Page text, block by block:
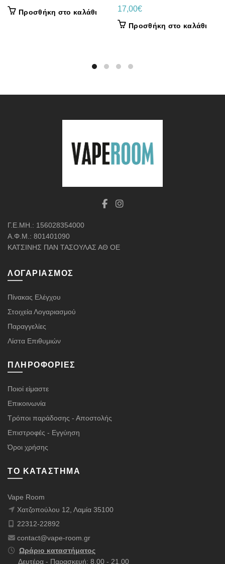
Προσθήκη στο καλάθι 17,00€
Προσθήκη στο καλάθι
Γ.Ε.ΜΗ.: 156028354000
Α.Φ.Μ.: 801401090
ΚΑΤΣΙΝΗΣ ΠΑΝ ΤΑΣΟΥΛΑΣ ΑΘ ΟΕ
ΛΟΓΑΡΙΑΣΜΌΣ
Πίνακας Ελέγχου
Στοιχεία Λογαριασμού
Παραγγελίες
Λίστα Επιθυμιών
ΠΛΗΡΟΦΟΡΊΕΣ
Ποιοί είμαστε
Επικοινωνία
Τρόποι παράδοσης - Αποστολής
Επιστροφές - Εγγύηση
Όροι χρήσης
ΤΟ ΚΑΤΆΣΤΗΜΑ
Vape Room
Χατζοπούλου 12, Λαμία 35100
22312-22892
contact@vape-room.gr
Ωράριο καταστήματος
Δευτέρα - Παρασκευή: 8.00 - 21.00